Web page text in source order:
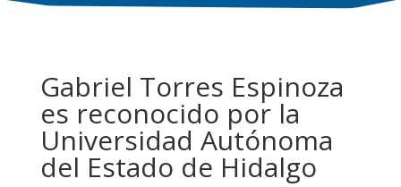
Gabriel Torres Espinoza
es reconocido por la
Universidad Autónoma
del Estado de Hidalgo